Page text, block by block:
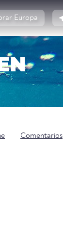
Europa
Comentarios